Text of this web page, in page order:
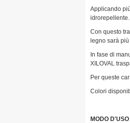
Applicando
idrorepellente.
Con questo
legno sarà
In fase di
XILOVAL
Per queste
Colori
MODO D'USO